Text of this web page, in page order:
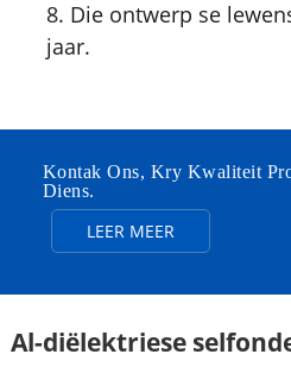
8. Die ontwerp se
jaar.
Kontak Ons, Kry Kwaliteit
Diens.
LEER MEER
Al-diëlektriese